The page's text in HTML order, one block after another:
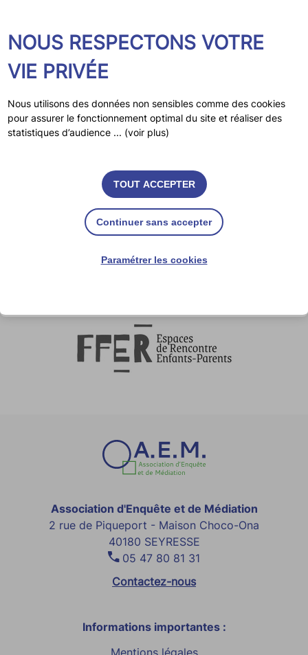
CPCA
Politique de confidentialité
Gestion des cookies
Conception et réalisation RC2C
Association d'Enquête et de Médiation
2 rue de Piqueport - Maison Choco-Ona
40180 SEYRESSE
05 47 80 81 31
Contactez-nous
Informations importantes :
Mentions légales
NOUS RESPECTONS VOTRE
VIE PRIVÉE
Nous utilisons des données non sensibles comme des cookies
pour assurer le fonctionnement optimal du site et réaliser des
statistiques d’audience ... (voir plus)
TOUT ACCEPTER
Continuer sans accepter
Paramétrer les cookies